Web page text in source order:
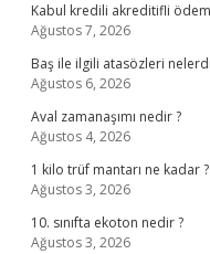
Kabul kredili akreditifli
Ağustos 7, 2026
Baş ile ilgili atasözleri
Ağustos 6, 2026
Aval zamanaşımı nedir ?
Ağustos 4, 2026
1 kilo trüf mantarı ne kadar ?
Ağustos 3, 2026
10. sınıfta ekoton nedir ?
Ağustos 3, 2026